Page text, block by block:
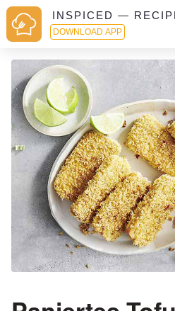
INSPICED —
DOWNLOAD APP